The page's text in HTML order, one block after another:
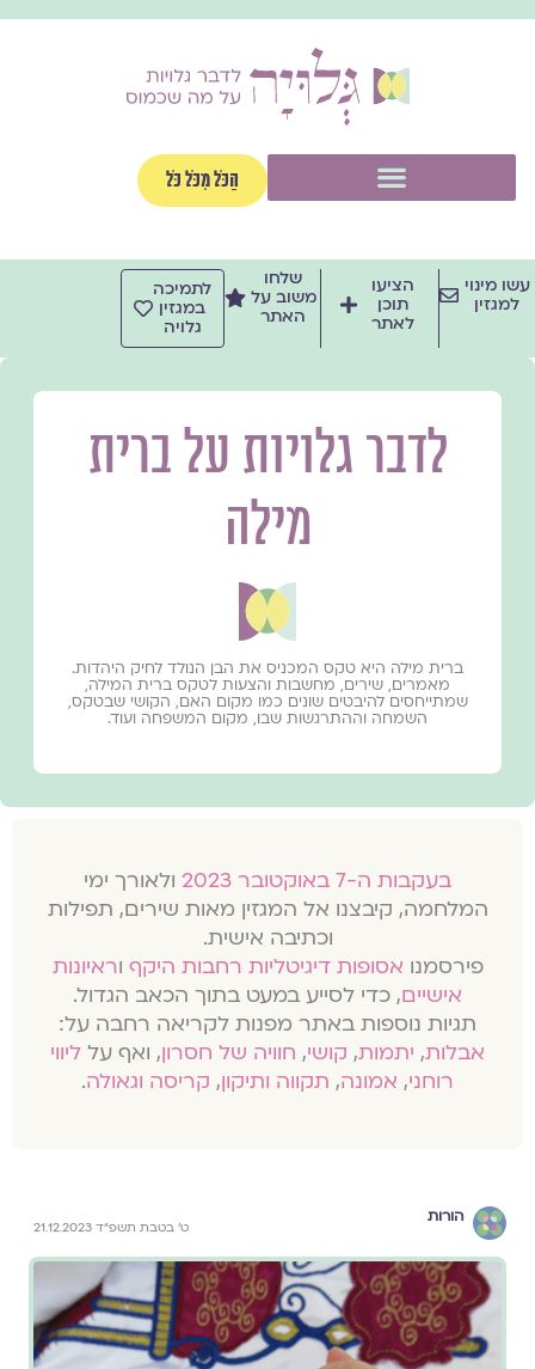
לתוכן
הַכֹּל מִכֹּל כֹּל
עשו מינוי
למגזין
הציעו
תוכן
לאתר
שלחו
משוב על
האתר
לתמיכה
במגזין
גלויה
לדבר גלויות על ברית
מילה
ברית מילה היא טקס המכניס את הבן הנולד לחיק היהדות.
מאמרים, שירים, מחשבות והצעות לטקס ברית המילה,
שמתייחסים להיבטים שונים כמו מקום האם, הקושי שבטקס,
השמחה וההתרגשות שבו, מקום המשפחה ועוד.
בעקבות ה-7 באוקטובר 2023
ולאורך ימי
המלחמה, קיבצנו אל המגזין מאות שירים, תפילות
וכתיבה אישית.
פירסמנו אסופות דיגיטליות רחבות היקף וראיונות
אישיים, כדי לסייע במעט בתוך הכאב הגדול.
תגיות נוספות באתר מפנות לקריאה רחבה על:
אבלות, יתמות, קושי, חוויה של חסרון, ואף על ליווי
רוחני, אמונה, תקווה ותיקון, קריסה וגאולה.
הורות
ט׳ בטבת תשפ״ד 21.12.2023